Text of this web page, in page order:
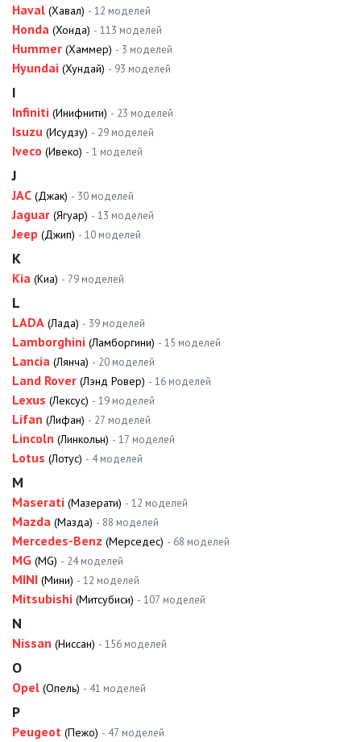
Haval (Хавал) - 12 моделей
Honda (Хонда) - 113 моделей
Hummer (Хаммер) - 3 моделей
Hyundai (Хундай) - 93 моделей
I
Infiniti (Инифнити) - 23 моделей
Isuzu (Исудзу) - 29 моделей
Iveco (Ивеко) - 1 моделей
J
JAC (Джак) - 30 моделей
Jaguar (Ягуар) - 13 моделей
Jeep (Джип) - 10 моделей
K
Kia (Киа) - 79 моделей
L
LADA (Лада) - 39 моделей
Lamborghini (Ламборгини) - 15 моделей
Lancia (Лянча) - 20 моделей
Land Rover (Лэнд Ровер) - 16 моделей
Lexus (Лексус) - 19 моделей
Lifan (Лифан) - 27 моделей
Lincoln (Линкольн) - 17 моделей
Lotus (Лотус) - 4 моделей
M
Maserati (Мазерати) - 12 моделей
Mazda (Мазда) - 88 моделей
Mercedes-Benz (Мерседес) - 68 моделей
MG (MG) - 24 моделей
MINI (Мини) - 12 моделей
Mitsubishi (Митсубиси) - 107 моделей
N
Nissan (Ниссан) - 156 моделей
O
Opel (Опель) - 41 моделей
P
Peugeot (Пежо) - 47 моделей